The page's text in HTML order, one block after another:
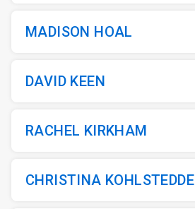
MADISON HOAL
DAVID KEEN
RACHEL KIRKHAM
CHRISTINA KOHLSTEDDE